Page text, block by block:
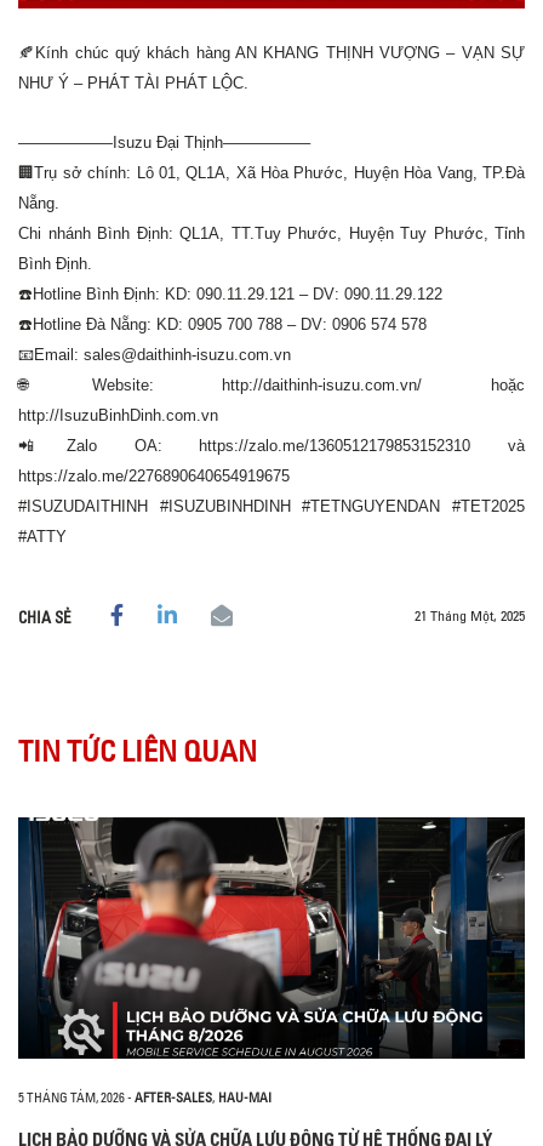
🍂Kính chúc quý khách hàng AN KHANG THỊNH VƯỢNG – VẠN SỰ
NHƯ Ý – PHÁT TÀI PHÁT LỘC.
——————Isuzu Đại Thịnh—————–
🏢Trụ sở chính: Lô 01, QL1A, Xã Hòa Phước, Huyện Hòa Vang, TP.Đà
Nẵng.
Chi nhánh Bình Định: QL1A, TT.Tuy Phước, Huyện Tuy Phước, Tỉnh
Bình Định.
☎️Hotline Bình Định: KD: 090.11.29.121 – DV: 090.11.29.122
☎️Hotline Đà Nẵng: KD: 0905 700 788 – DV: 0906 574 578
📧Email: sales@daithinh-isuzu.com.vn
🌐Website: http://daithinh-isuzu.com.vn/ hoặc
http://IsuzuBinhDinh.com.vn
📲Zalo OA: https://zalo.me/1360512179853152310 và
https://zalo.me/2276890640654919675
#ISUZUDAITHINH #ISUZUBINHDINH #TETNGUYENDAN #TET2025
#ATTY
CHIA SẺ 21 Tháng Một, 2025
TIN TỨC LIÊN QUAN
5 THÁNG TÁM, 2026- AFTER-SALES, HAU-MAI
LỊCH BẢO DƯỠNG VÀ SỬA CHỮA LƯU ĐỘNG TỪ HỆ THỐNG ĐẠI LÝ